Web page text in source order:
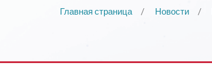
Главная страница Новости